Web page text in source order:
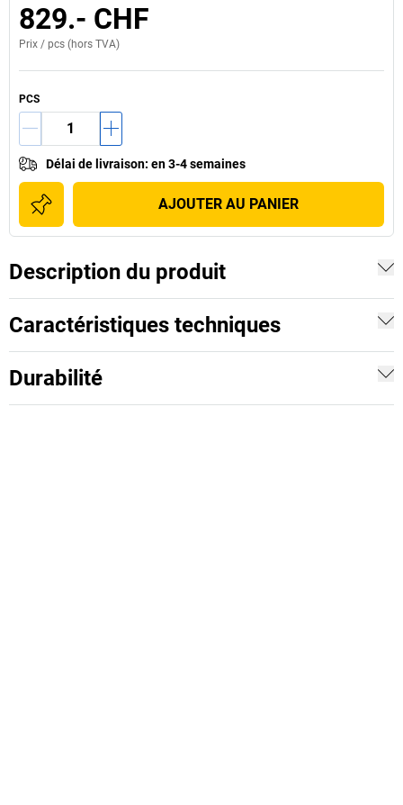
829.- CHF
Prix / pcs (hors TVA)
PCS
Délai de livraison: en 3-4 semaines
AJOUTER AU PANIER
Description du produit
Caractéristiques techniques
Durabilité